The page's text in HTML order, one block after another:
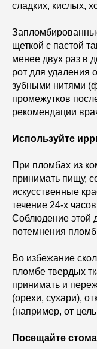
сладких, кислых,
щеткой с пастой
менее двух раз в
рот для удаления
зубными нитями
промежутков
рекомендации
Используйте
При пломбах из
принимать пищу,
искусственные
течение 24-х
Соблюдение этой
потемнения
Во избежание
пломбе твердых
принимать и
(орехи, сухари),
(например, от
Посещайте